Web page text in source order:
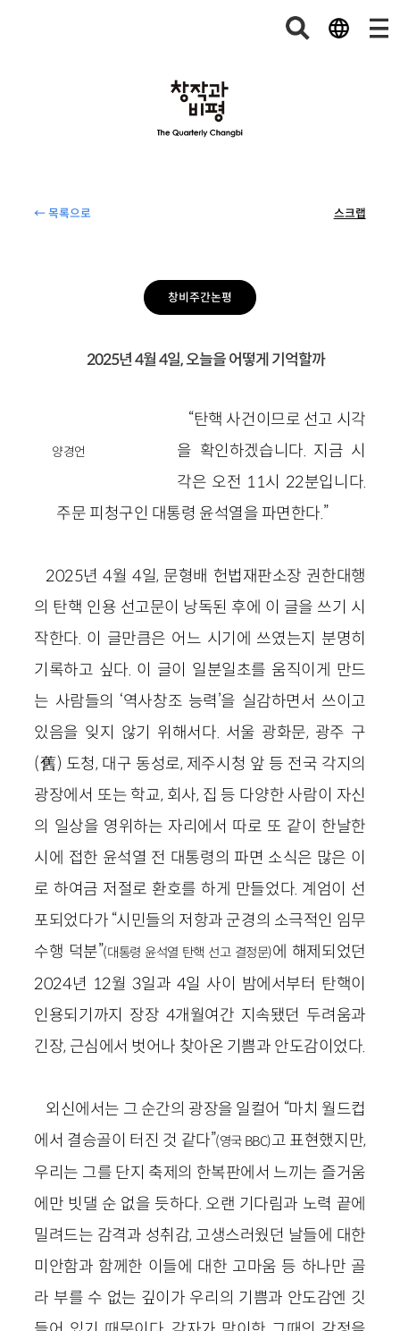
← 목록으로 스크랩
창비주간논평
2025년 4월 4일, 오늘을 어떻게 기억할까
양경언
“탄핵 사건이므로 선고 시각
을 확인하겠습니다. 지금 시
각은 오전 11시 22분입니다.
주문 피청구인 대통령 윤석열을 파면한다.”
2025년 4월 4일, 문형배 헌법재판소장 권한대행
의 탄핵 인용 선고문이 낭독된 후에 이 글을 쓰기 시
작한다. 이 글만큼은 어느 시기에 쓰였는지 분명히
기록하고 싶다. 이 글이 일분일초를 움직이게 만드
는 사람들의 ‘역사창조 능력’을 실감하면서 쓰이고
있음을 잊지 않기 위해서다. 서울 광화문, 광주 구
(舊) 도청, 대구 동성로, 제주시청 앞 등 전국 각지의
광장에서 또는 학교, 회사, 집 등 다양한 사람이 자신
의 일상을 영위하는 자리에서 따로 또 같이 한날한
시에 접한 윤석열 전 대통령의 파면 소식은 많은 이
로 하여금 저절로 환호를 하게 만들었다. 계엄이 선
포되었다가 “시민들의 저항과 군경의 소극적인 임무
수행 덕분”(대통령 윤석열 탄핵 선고 결정문)에 해제되었던
2024년 12월 3일과 4일 사이 밤에서부터 탄핵이
인용되기까지 장장 4개월여간 지속됐던 두려움과
긴장, 근심에서 벗어나 찾아온 기쁨과 안도감이었다.
외신에서는 그 순간의 광장을 일컬어 “마치 월드컵
에서 결승골이 터진 것 같다”(영국 BBC)고 표현했지만,
우리는 그를 단지 축제의 한복판에서 느끼는 즐거움
에만 빗댈 순 없을 듯하다. 오랜 기다림과 노력 끝에
밀려드는 감격과 성취감, 고생스러웠던 날들에 대한
미안함과 함께한 이들에 대한 고마움 등 하나만 골
라 부를 수 없는 깊이가 우리의 기쁨과 안도감엔 깃